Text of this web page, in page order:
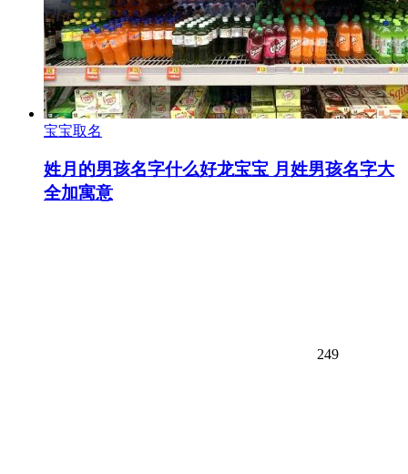
宝宝取名
姓月的男孩名字什么好龙宝宝 月姓男孩名字大
全加寓意
249